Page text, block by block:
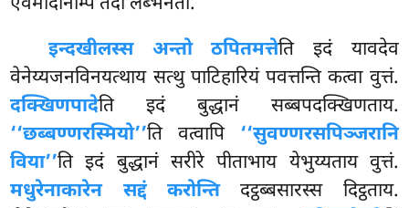
इन्दखीलस्स अन्तो ठपितमत्तेति इदं यावदेव
वेनेय्यजनविनयत्थाय सत्थु पाटिहारियं पवत्तन्ति कत्वा वुत्तं.
दक्खिणपादेति इदं बुद्धानं सब्बपदक्खिणताय.
‘‘छब्बण्णरस्मियो’’ति वत्वापि ‘‘सुवण्णरसपिञ्जरानि
विया’’ति इदं बुद्धानं सरीरे पीताभाय येभुय्यताय वुत्तं.
मधुरेनाकारेन सद्दं करोन्तिदट्ठब्बसारस्स दिट्ठताय.